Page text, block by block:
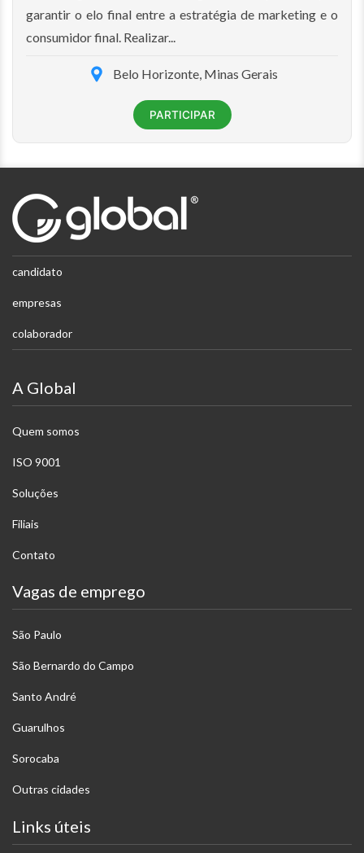
garantir o elo final entre a estratégia de marketing e o
consumidor final. Realizar...
Belo Horizonte, Minas Gerais
PARTICIPAR
candidato
empresas
colaborador
A Global
Quem somos
ISO 9001
Soluções
Filiais
Contato
Vagas de emprego
São Paulo
São Bernardo do Campo
Santo André
Guarulhos
Sorocaba
Outras cidades
Links úteis